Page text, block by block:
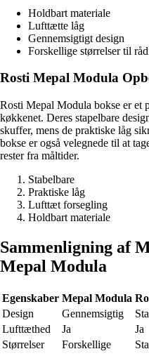
Holdbart materiale
Lufttætte låg
Gennemsigtigt design
Forskellige størrelser til
Rosti Mepal Modula
Rosti Mepal Modula bokse er et
køkkenet. Deres stapelbare
skuffer, mens de praktiske låg
bokse er også velegnede til at
rester fra måltider.
Stabelbare
Praktiske låg
Lufttæt forsegling
Holdbart materiale
Sammenligning af
Mepal Modula
Egenskaber Mepal Modula
Design
Gennemsigtig
Lufttæthed
Ja
Ja
Størrelser
Forskellige